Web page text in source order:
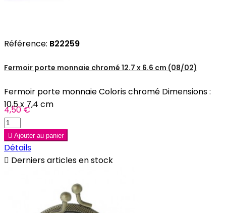
Référence: B22259
Fermoir porte monnaie chromé 12.7 x 6.6 cm (08/02)
Fermoir porte monnaie Coloris chromé Dimensions :
10,5 x 7,4 cm
4,50 €
 Ajouter au panier
Détails
 Derniers articles en stock